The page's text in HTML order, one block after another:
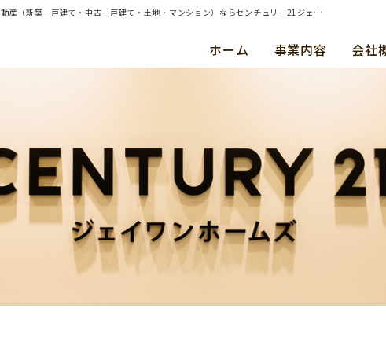
| 相続のタイミングで考える…配偶者居住権とは？？【後編】 | 横浜・川崎・東京都内の不動産（新築一戸建て・中古一戸建て・土地・マンション）ならセンチュリー21ジェイワンホームズ
ホーム 事業内容 会社